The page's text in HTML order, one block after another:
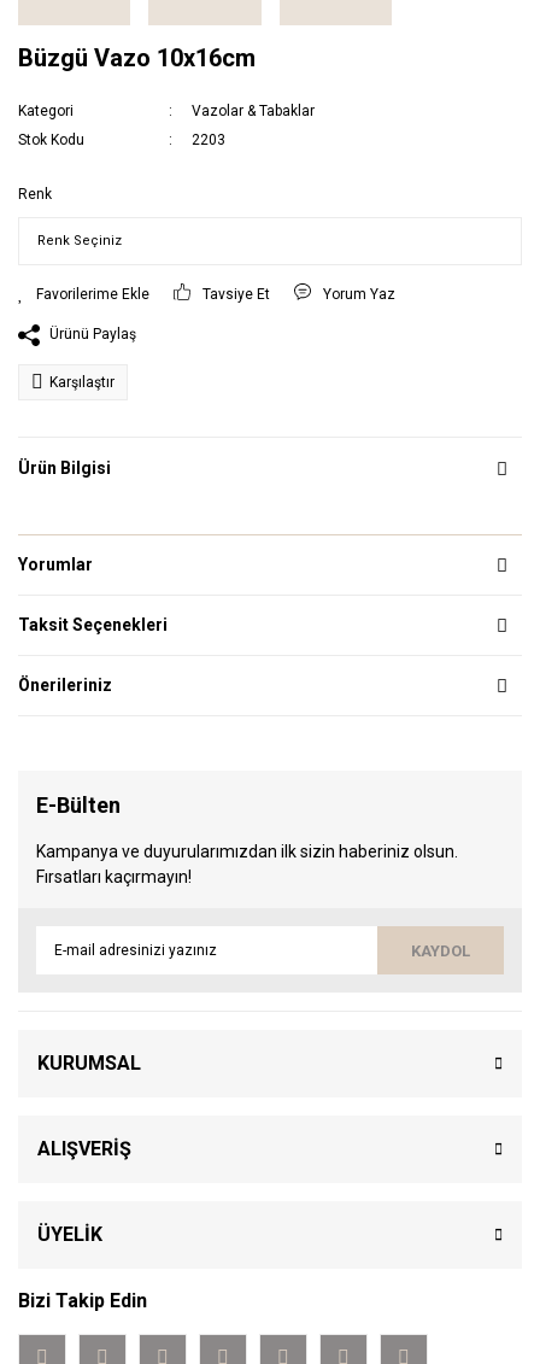
Büzgü Vazo 10x16cm
Kategori
Vazolar & Tabaklar
Stok Kodu
2203
Renk
Tavsiye Et Yorum Yaz
Ürünü Paylaş
Karşılaştır
Ürün Bilgisi
Yorumlar
Taksit Seçenekleri
Önerileriniz
E-Bülten
Kampanya ve duyurularımızdan ilk sizin haberiniz olsun.
Fırsatları kaçırmayın!
KAYDOL
KURUMSAL
ALIŞVERİŞ
ÜYELİK
Bizi Takip Edin